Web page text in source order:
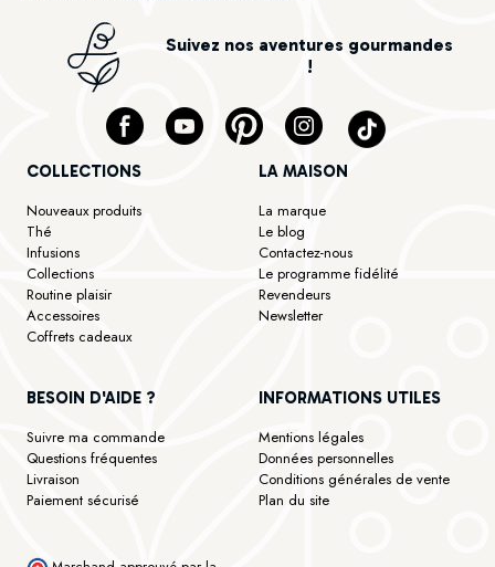
Suivez nos aventures gourmandes
!
COLLECTIONS
Nouveaux produits
Thé
Infusions
Collections
Routine plaisir
Accessoires
Coffrets cadeaux
LA MAISON
La marque
Le blog
Contactez-nous
Le programme fidélité
Revendeurs
Newsletter
BESOIN D'AIDE ?
Suivre ma commande
Questions fréquentes
Livraison
Paiement sécurisé
INFORMATIONS UTILES
Mentions légales
Données personnelles
Conditions générales de vente
Plan du site